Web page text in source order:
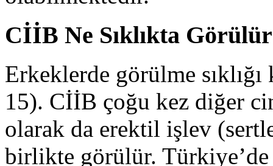
CİİB Ne Sıklıkta
Erkeklerde görülme sıklığı
15). CİİB çoğu kez diğer
olarak da erektil işlev
birlikte görülür. Türkiye’de